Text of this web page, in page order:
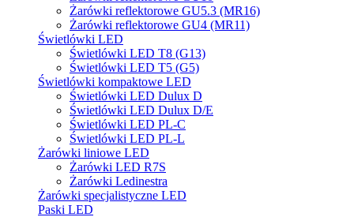
Żarówki reflektorowe GU5.3 (MR16)
Żarówki reflektorowe GU4 (MR11)
Świetlówki LED
Świetlówki LED T8 (G13)
Świetlówki LED T5 (G5)
Świetlówki kompaktowe LED
Świetlówki LED Dulux D
Świetlówki LED Dulux D/E
Świetlówki LED PL-C
Świetlówki LED PL-L
Żarówki liniowe LED
Żarówki LED R7S
Żarówki Ledinestra
Żarówki specjalistyczne LED
Paski LED